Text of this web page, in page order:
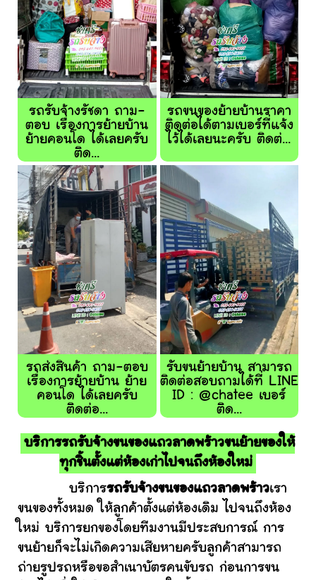
รถรับจ้างรัชดา ถาม-
ตอบ เรื่องการย้ายบ้าน
ย้ายคอนโด ได้เลยครับ
ติด...
รถขนของย้ายบ้านราคา
ติดต่อได้ตามเบอร์ที่แจ้ง
ไว้ได้เลยนะครับ ติดต่...
รถส่งสินค้า ถาม-ตอบ
เรื่องการย้ายบ้าน ย้าย
คอนโด ได้เลยครับ
ติดต่อ...
รับขนย้ายบ้าน สามารถ
ติดต่อสอบถามได้ที่ LINE
ID : @chatee เบอร์
ติด...
บริการรถรับจ้างขนของแถวลาดพร้าวขนย้ายของให้
ทุกชิ้นตั้งแต่ห้องเก่าไปจนถึงห้องใหม่
บริการรถรับจ้างขนของแถวลาดพร้าวเรา
ขนของทั้งหมด ให้ลูกค้าตั้งแต่ห้องเดิม ไปจนถึงห้อง
ใหม่ บริการยกของโดยทีมงานมีประสบการณ์ การ
ขนย้ายก็จะไม่เกิดความเสียหายครับลูกค้าสามารถ
ถ่ายรูปรถหรือขอสำเนาบัตรคนขับรถ ก่อนการขน